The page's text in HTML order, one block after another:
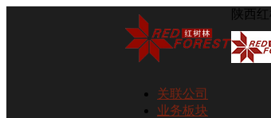
陕西
关联公司
业务板块